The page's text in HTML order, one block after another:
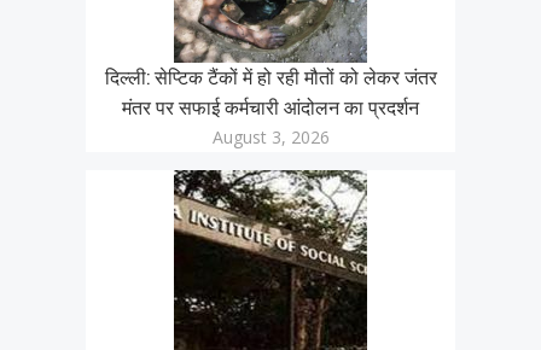
दिल्ली: सेप्टिक टैंकों में हो रही मौतों को लेकर जंतर
मंतर पर सफाई कर्मचारी आंदोलन का प्रदर्शन
August 3, 2026